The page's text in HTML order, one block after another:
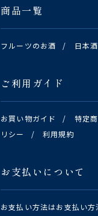
商品一覧
フルーツのお酒 / 日本酒
ご利用ガイド
お買い物ガイド / 特定
リシー
/ 利用規約
お支払いについて
お支払い方法はお支払い